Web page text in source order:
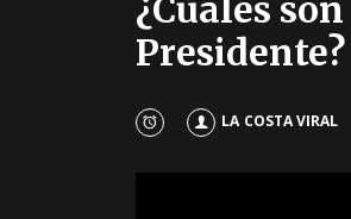
¿Cuáles
Presidente?
LA COSTA VIRAL